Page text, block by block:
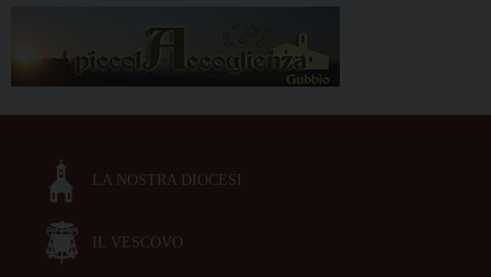
LA NOSTRA DIOCESI
IL VESCOVO